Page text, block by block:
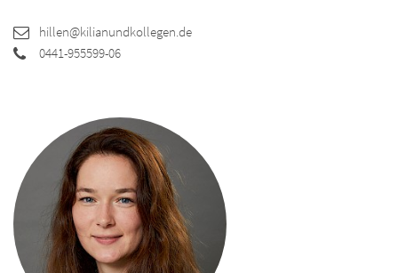
hillen@kilianundkollegen.de
0441-955599-06